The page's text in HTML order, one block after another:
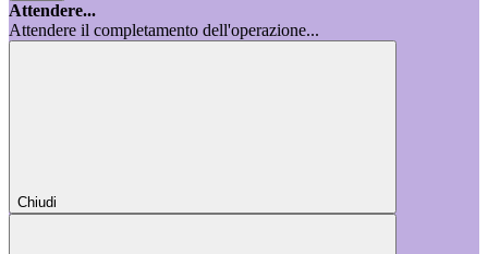
Attendere...
Attendere il completamento dell'operazione...
Chiudi